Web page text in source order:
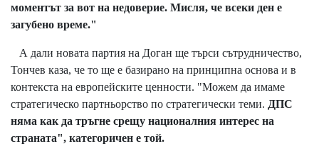
моментът за вот на недоверие. Мисля, че всеки ден е
загубено време."
А дали новата партия на Доган ще търси сътрудничество,
Тончев каза, че то ще е базирано на принципна основа и в
контекста на европейските ценности. "Можем да имаме
стратегическо партньорство по стратегически теми. ДПС
няма как да тръгне срещу националния интерес на
страната", категоричен е той.